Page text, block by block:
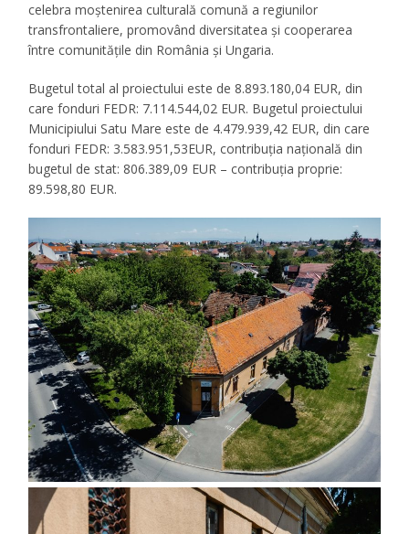
celebra moștenirea culturală comună a regiunilor
transfrontaliere, promovând diversitatea și cooperarea
între comunitățile din România și Ungaria.
Bugetul total al proiectului este de 8.893.180,04 EUR, din
care fonduri FEDR: 7.114.544,02 EUR. Bugetul proiectului
Municipiului Satu Mare este de 4.479.939,42 EUR, din care
fonduri FEDR: 3.583.951,53EUR, contribuția națională din
bugetul de stat: 806.389,09 EUR – contribuția proprie:
89.598,80 EUR.